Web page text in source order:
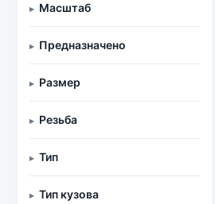
Масштаб
Предназначено
Размер
Резьба
Тип
Тип кузова